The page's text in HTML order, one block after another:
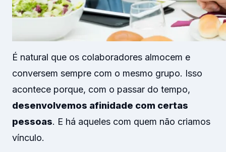
É natural que os colaboradores almocem e
conversem sempre com o mesmo grupo. Isso
acontece porque, com o passar do tempo,
desenvolvemos afinidade com certas
pessoas. E há aqueles com quem não criamos
vínculo.